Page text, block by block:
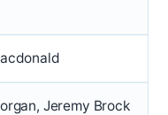
Jeremy Brock